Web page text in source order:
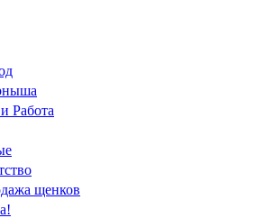
Работа
щенков